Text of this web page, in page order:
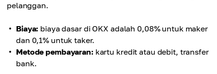
pelanggan.
Biaya: biaya dasar di OKX adalah 0,08% untuk maker
dan 0,1% untuk taker.
Metode pembayaran: kartu kredit atau debit, transfer
bank.